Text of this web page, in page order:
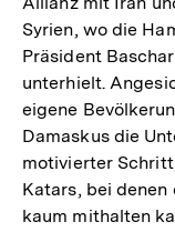
Syrien, wo die
Präsident
unterhielt.
eigene
Damaskus die
motivierter
Katars, bei denen
kaum mithalten